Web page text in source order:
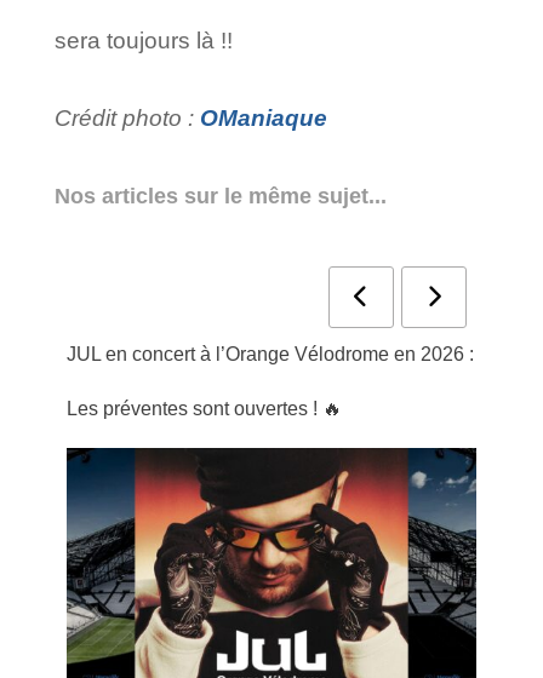
sera toujours là !!
Crédit photo : OManiaque
Nos articles sur le même sujet...
JUL en concert à l’Orange Vélodrome en 2026 :
Les préventes sont ouvertes ! 🔥